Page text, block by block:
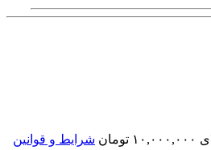
شرایط و قوانین